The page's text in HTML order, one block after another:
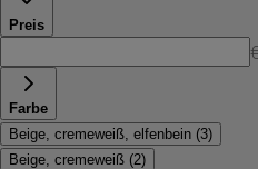
Preis
Farbe
Beige, cremeweiß, elfenbein (3)
Beige, cremeweiß (2)